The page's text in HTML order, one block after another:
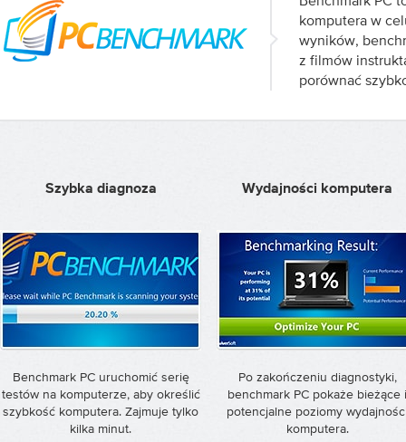
komputera w
wyników,
z filmów
porównać
Szybka diagnoza Wydajności komputera
Benchmark PC uruchomić serię
testów na komputerze, aby określić
szybkość komputera. Zajmuje tylko
kilka minut.
Po zakończeniu diagnostyki,
benchmark PC pokaże bieżące i
potencjalne poziomy
komputera.